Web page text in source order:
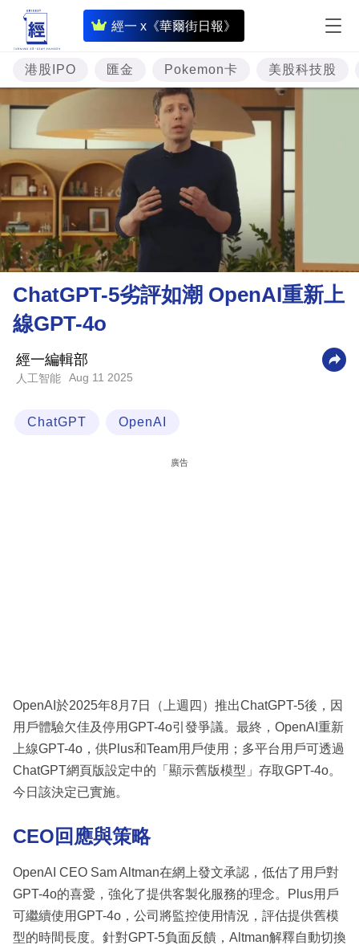
經一 x《華爾街日報》
即
時
財
經
題
投
資
樓
市
理
財
商
科
區
港股IPO 匯金 Pokemon卡 美股科技股
ChatGPT-5劣評如潮 OpenAI重新上
線GPT-4o
經一編輯部
人工智能 Aug 11 2025
ChatGPT OpenAI
廣告
OpenAI於2025年8月7日（上週四）推出ChatGPT-5後，因
用戶體驗欠佳及停用GPT-4o引發爭議。最終，OpenAI重新
上線GPT-4o，供Plus和Team用戶使用；多平台用戶可透過
ChatGPT網頁版設定中的「顯示舊版模型」存取GPT-4o。
今日該決定已實施。
CEO回應與策略
OpenAI CEO Sam Altman在網上發文承認，低估了用戶對
GPT-4o的喜愛，強化了提供客製化服務的理念。Plus用戶
可繼續使用GPT-4o，公司將監控使用情況，評估提供舊模
型的時間長度。針對GPT-5負面反饋，Altman解釋自動切換